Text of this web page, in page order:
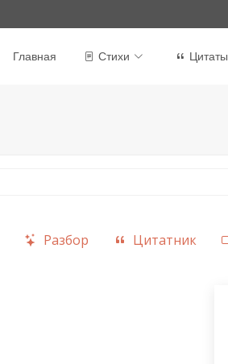
Главная Стихи Цитаты
Разбор Цитатник